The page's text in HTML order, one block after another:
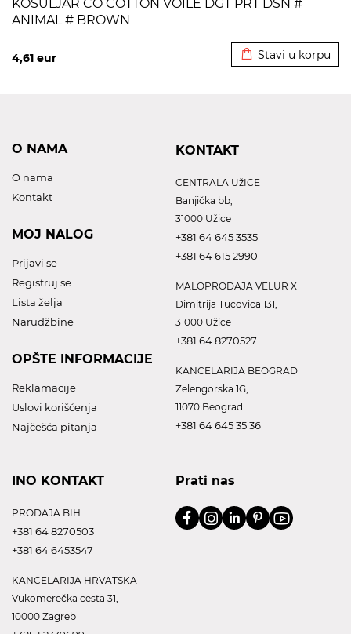
KOSULJAR CO COTTON VOILE DGT PRT DSN #
ANIMAL # BROWN
4,61 eur Stavi u korpu
O NAMA
O nama
Kontakt
MOJ NALOG
Prijavi se
Registruj se
Lista želja
Narudžbine
OPŠTE INFORMACIJE
Reklamacije
Uslovi korišćenja
Najčešća pitanja
KONTAKT
CENTRALA UžICE
Banjička bb,
31000 Užice
+381 64 645 3535
+381 64 615 2990
MALOPRODAJA VELUR X
Dimitrija Tucovica 131,
31000 Užice
+381 64 8270527
KANCELARIJA BEOGRAD
Zelengorska 1G,
11070 Beograd
+381 64 645 35 36
INO KONTAKT
PRODAJA BIH
+381 64 8270503
+381 64 6453547
KANCELARIJA HRVATSKA
Vukomerečka cesta 31,
10000 Zagreb
Prati nas